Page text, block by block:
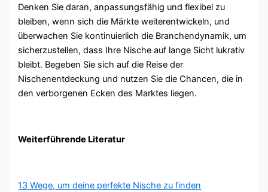
Denken Sie daran, anpassungsfähig und flexibel zu
bleiben, wenn sich die Märkte weiterentwickeln, und
überwachen Sie kontinuierlich die Branchendynamik, um
sicherzustellen, dass Ihre Nische auf lange Sicht lukrativ
bleibt. Begeben Sie sich auf die Reise der
Nischenentdeckung und nutzen Sie die Chancen, die in
den verborgenen Ecken des Marktes liegen.
Weiterführende Literatur
13 Wege, um deine perfekte Nische zu finden